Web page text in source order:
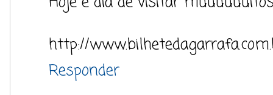
http://
Responder